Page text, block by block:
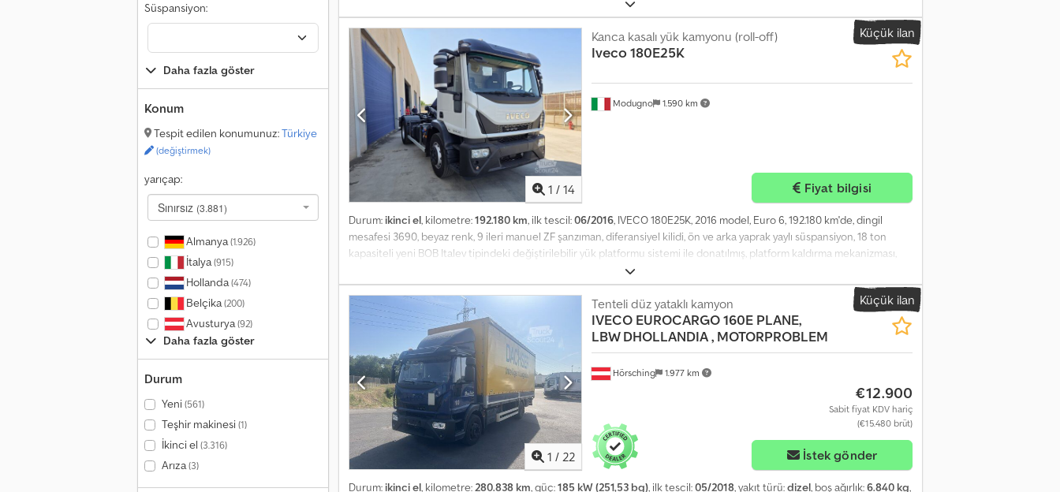
Süspansiyon:
Daha fazla göster
Konum
Tespit edilen konumunuz:Türkiye
(değiştirmek)
yarıçap:
Sınırsız (3.881)
Almanya(1.926)
İtalya(915)
Hollanda(474)
Belçika(200)
Avusturya(92)
Daha fazla göster
Durum
Yeni(561)
Teşhir makinesi(1)
İkinci el (3.316)
Arıza(3)
Küçük ilan
1 / 14
Modugno 1.590 km
Kanca kasalı yük kamyonu (roll-off)
Iveco180E25K
Fiyat bilgisi
Durum: ikinci el, kilometre:192.180 km, ilk tescil:06/2016, IVECO 180E25K, 2016 model, Euro 6, 192.180 km'de, dingil
mesafesi 3690, beyaz renk, 9 ileri manuel ZF şanzıman, diferansiyel kilidi, ön ve arka yaprak yaylı süspansiyon, 18 ton
kapasiteli yeni BOB Italev tipindeki değiştirilebilir yük platformu sistemi ile donatılmış, platform kaldırma mekanizması,
hidrolik platform kilitleme sistemi, dikey rulo, vinçli platform için hidrolik sistem. Codszh Enaepfx Afqerf
Küçük ilan
1 / 22
Hörsching 1.977 km
Tenteli düz yataklı kamyon
IVECO EUROCARGO 160E PLANE,
LBW DHOLLANDIA , MOTORPROBLEM
€12.900
Sabit fiyat KDV hariç
(€15.480 brüt)
İstek gönder
Durum: ikinci el, kilometre:280.838 km, güç:185 kW (251,53 bg), ilk tescil:05/2018, yakıt türü:dizel, boş ağırlık:6.840 kg,